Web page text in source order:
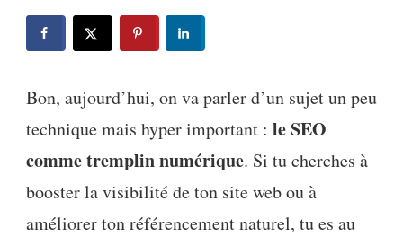
Bon, aujourd’hui, on va parler d’un sujet un peu
technique mais hyper important : le SEO
comme tremplin numérique. Si tu cherches à
booster la visibilité de ton site web ou à
améliorer ton référencement naturel, tu es au